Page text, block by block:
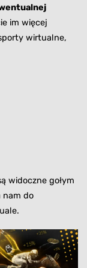
im więcej
wirtualne,
widoczne gołym
nam do